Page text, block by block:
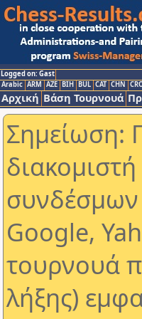
Logged on: Gast
Arabic ARM AZE BIH BUL CAT CHN
Αρχική Βάση Τουρνουά
Σημείωση:
Google,
τουρνουά
λήξης)